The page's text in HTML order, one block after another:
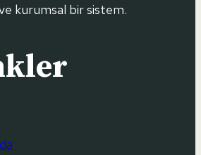
kurumsal bir sistem.